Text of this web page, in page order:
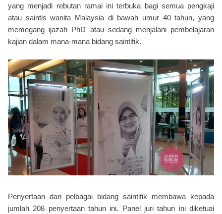
yang menjadi rebutan ramai ini terbuka bagi semua pengkaji
atau saintis wanita Malaysia di bawah umur 40 tahun, yang
memegang ijazah PhD atau sedang menjalani pembelajaran
kajian dalam mana-mana bidang saintifik.
Penyertaan dari pelbagai bidang saintifik membawa kepada
jumlah 208 penyertaan tahun ini. Panel juri tahun ini diketuai